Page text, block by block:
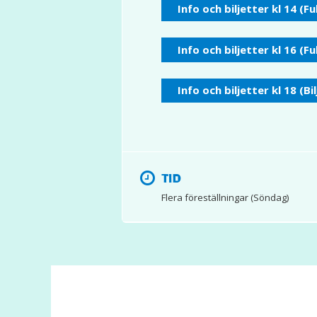
Info och biljetter kl 14
Info och biljetter kl 16
Info och biljetter kl 18
TID
Flera föreställningar (Söndag)